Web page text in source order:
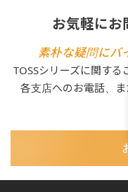
お気軽にお
素朴な疑問にバ
TOSSシリーズに関する
各支店へのお電話、